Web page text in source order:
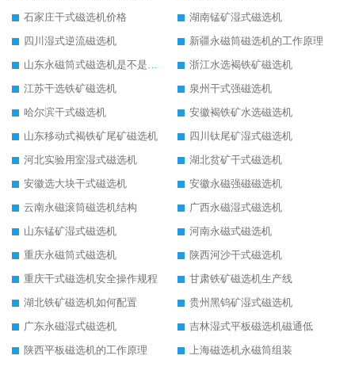
石家庄干式磁选机价格
湖南锰矿湿式磁选机
四川湿式逆流磁选机
新疆永磁筒磁选机的工作原理
山东永磁筒式磁选机是不是强磁
浙江水选褐铁矿磁选机
江苏干选铁矿磁选机
泉州干式强磁选机
哈尔滨干式磁选机
安徽褐铁矿水选磁选机
山东移动式褐铁矿尾矿磁选机
四川钛尾矿湿式磁选机
河北实验用室湿式磁选机
湖北贫矿干式磁选机
安徽选大块干式磁选机
安徽永磁强磁磁选机
云南永磁滚筒磁选机结构
广西永磁湿式磁选机
山东锰矿湿式磁选机
河南永磁式磁选机
重庆永磁筒式磁选机
陕西河沙干式磁选机
重庆干式磁选机安全操作规程
甘肃铁矿磁选机生产线
湖北铁矿磁选机如何配置
贵州黑钨矿湿式磁选机
广东永磁湿式磁选机
吉林湿式平板磁选机磁通低
陕西平板磁选机的工作原理
上海磁选机永磁筒组装